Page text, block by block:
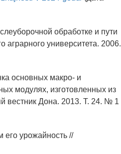
обработке и пути
аграрного университета. 2006.
основных макро- и
модулях, изготовленных из
вестник Дона. 2013. Т. 24. № 1
урожайность //